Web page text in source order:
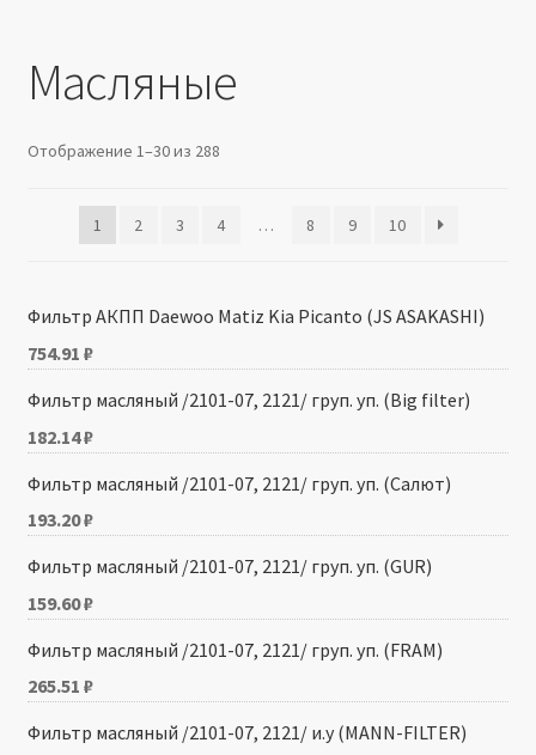
Мой аккаунт
Политика в отношении обработки персональных
Производители
Масляные
Отображение 1–30 из 288
1 2 3 4 … 8 9 10
Фильтр АКПП Daewoo Matiz Kia Picanto (JS ASAKASHI)
754.91 ₽
Фильтр масляный /2101-07, 2121/ груп. уп. (Big filter)
182.14₽
Фильтр масляный /2101-07, 2121/ груп. уп. (Салют)
193.20₽
Фильтр масляный /2101-07, 2121/ груп. уп. (GUR)
159.60₽
Фильтр масляный /2101-07, 2121/ груп. уп. (FRAM)
265.51 ₽
Фильтр масляный /2101-07, 2121/ и.у (MANN-FILTER)